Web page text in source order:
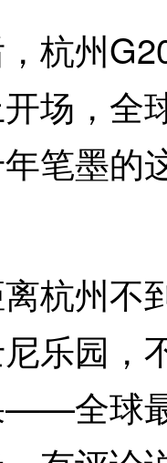
州G20
场，全
笔墨的
州不
乐园，
全球